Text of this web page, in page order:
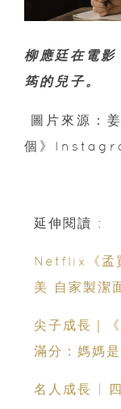
柳應廷在電
筠的兒子。
圖片來源：
個》
延伸閱讀 :
Netflix《孟
美 自家製
尖子成長｜
滿分：媽媽